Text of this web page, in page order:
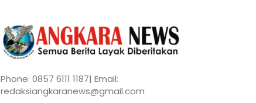
Phone: 0857 6111 1187| Email:
redaksiangkaranews@gmail.com